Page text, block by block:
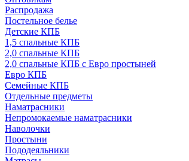
Распродажа
Постельное белье
Детские КПБ
1,5 спальные КПБ
2,0 спальные КПБ
2,0 спальные КПБ с Евро простыней
Евро КПБ
Семейные КПБ
Отдельные предметы
Наматрасники
Непромокаемые наматрасники
Наволочки
Простыни
Пододеяльники